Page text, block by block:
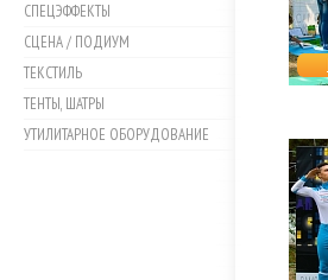
СПЕЦЭФФЕКТЫ
СЦЕНА / ПОДИУМ
ТЕКСТИЛЬ
ТЕНТЫ, ШАТРЫ
УТИЛИТАРНОЕ ОБОРУДОВАНИЕ